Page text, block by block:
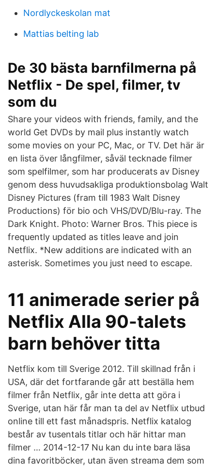
Nordlyckeskolan mat
Mattias belting lab
De 30 bästa barnfilmerna på
Netflix - De spel, filmer, tv
som du
Share your videos with friends, family, and the
world Get DVDs by mail plus instantly watch
some movies on your PC, Mac, or TV. Det här är
en lista över långfilmer, såväl tecknade filmer
som spelfilmer, som har producerats av Disney
genom dess huvudsakliga produktionsbolag Walt
Disney Pictures (fram till 1983 Walt Disney
Productions) för bio och VHS/DVD/Blu-ray. The
Dark Knight. Photo: Warner Bros. This piece is
frequently updated as titles leave and join
Netflix. *New additions are indicated with an
asterisk. Sometimes you just need to escape.
11 animerade serier på
Netflix Alla 90-talets
barn behöver titta
Netflix kom till Sverige 2012. Till skillnad från i
USA, där det fortfarande går att beställa hem
filmer från Netflix, går inte detta att göra i
Sverige, utan här får man ta del av Netflix utbud
online till ett fast månadspris. Netflix katalog
består av tusentals titlar och här hittar man
filmer … 2014-12-17 Nu kan du inte bara läsa
dina favoritböcker, utan även streama dem som